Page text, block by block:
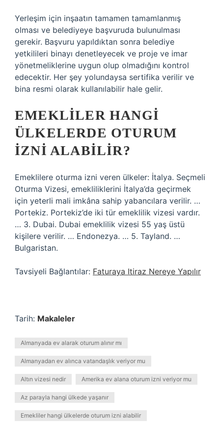
Yerleşim için inşaatın tamamen tamamlanmış
olması ve belediyeye başvuruda bulunulması
gerekir. Başvuru yapıldıktan sonra belediye
yetkilileri binayı denetleyecek ve proje ve imar
yönetmeliklerine uygun olup olmadığını kontrol
edecektir. Her şey yolundaysa sertifika verilir ve
bina resmi olarak kullanılabilir hale gelir.
EMEKLILER HANGI
ÜLKELERDE OTURUM
IZNI ALABILIR?
Emeklilere oturma izni veren ülkeler: İtalya. Seçmeli
Oturma Vizesi, emekliliklerini İtalya’da geçirmek
için yeterli mali imkâna sahip yabancılara verilir. …
Portekiz. Portekiz’de iki tür emeklilik vizesi vardır.
… 3. Dubai. Dubai emeklilik vizesi 55 yaş üstü
kişilere verilir. … Endonezya. … 5. Tayland. …
Bulgaristan.
Tavsiyeli Bağlantılar: Faturaya Itiraz Nereye Yapılır
Tarih: Makaleler
Almanyada ev alarak oturum alınır mı
Almanyadan ev alınca vatandaşlık veriyor mu
Altın vizesi nedir Amerika ev alana oturum izni veriyor mu
Az parayla hangi ülkede yaşanır
Emekliler hangi ülkelerde oturum izni alabilir